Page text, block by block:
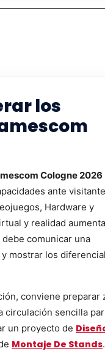
los
Cologne 2026
ante
Hardware y
y realidad
comunicar una
mostrar los
conviene preparar
circulación sencilla
un proyecto de
Montaje De Stands.